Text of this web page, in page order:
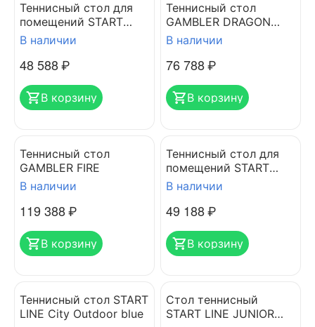
Теннисный стол для
помещений START
LINE TRAINING OPTIMA
В наличии
48 588₽
В корзину
Теннисный стол
GAMBLER DRAGON
GREEN
В наличии
76 788₽
В корзину
Теннисный стол
GAMBLER FIRE
В наличии
119 388₽
В корзину
Теннисный стол для
помещений START
LINE LEADER GREEN
В наличии
49 188₽
В корзину
Теннисный стол START
LINE City Outdoor blue
Стол теннисный
START LINE JUNIOR